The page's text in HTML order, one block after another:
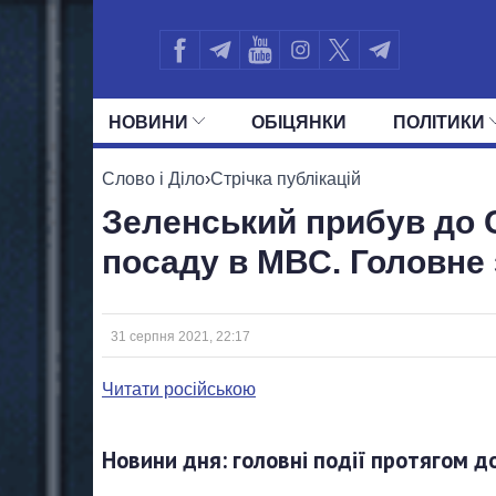
НОВИНИ ОБIЦЯНКИ ПОЛIТИКИ
УСІ ПОЛІТИКИ
Слово і Діло›Стрічка публікацій
Зеленський прибув
посаду в МВС. Головне
31 серпня 2021, 22:17
Читати російською
Новини дня: головні події протягом